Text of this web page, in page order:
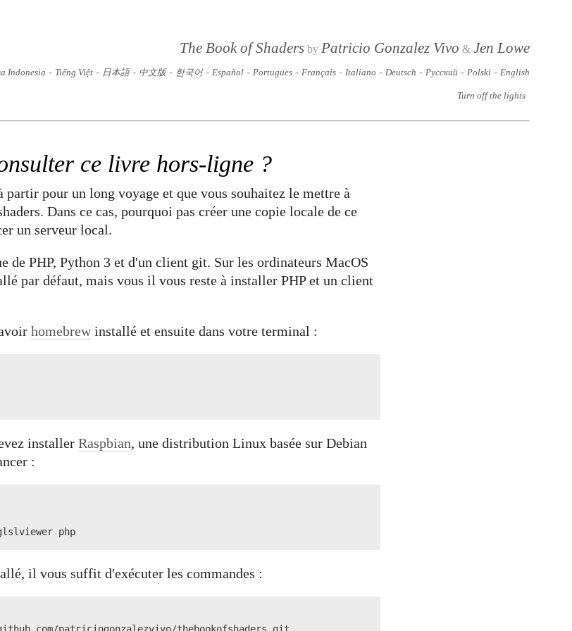
The Book of Shaders by Patricio Gonzalez Vivo & Jen Lowe
Indonesia - Tiếng Việt - 日本語- 中文版- 한국어 - Español - Portugues - Français - Italiano - Deutsch - Русский - Polski - English
Turn off the lights
ce livre hors-ligne ?
partir pour un long voyage et que vous souhaitez le mettre à
Dans ce cas, pourquoi pas créer une copie locale de ce
un serveur local.
de PHP, Python 3 et d'un client git. Sur les ordinateurs MacOS
par défaut, mais vous il vous reste à installer PHP et un client
homebrewinstallé et ensuite dans votre terminal :
installer Raspbian, une distribution Linux basée sur Debian
:
php
il vous suffit d'exécuter les commandes :